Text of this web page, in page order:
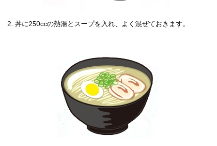
2. 丼に250ccの熱湯とスープを入れ、よく混ぜておきます。